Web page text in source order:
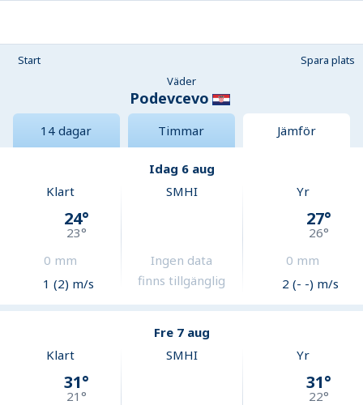
Start
Spara plats
Väder
Podevcevo
14 dagar Timmar Jämför
Idag 6 aug
Klart
24°
23°
0 mm
1 (2) m/s
SMHI
Ingen data
finns tillgänglig
Yr
27°
26°
0 mm
2 (- -) m/s
Fre 7 aug
Klart
31°
21°
SMHI Yr
31°
22°